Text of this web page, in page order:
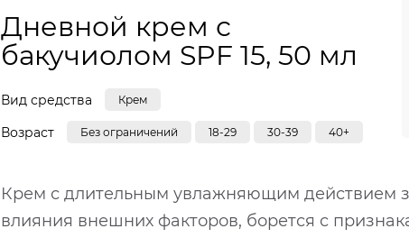
Дневной крем с
бакучиолом SPF 15, 50 мл
Вид средства Крем
Возраст Без ограничений 18-29 30-39 40+
Крем с длительным увлажняющим действием
влияния внешних факторов, борется с